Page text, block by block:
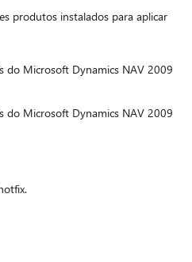
produtos instalados para aplicar
do Microsoft Dynamics NAV 2009
do Microsoft Dynamics NAV 2009